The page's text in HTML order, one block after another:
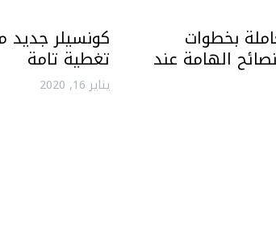
بخطوات
الهامة عند تغطية تامة
يناير 16, 2020